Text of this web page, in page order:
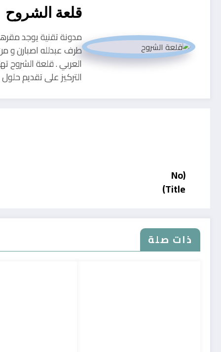
قلعة الشروح
طرف عبدلله اصبارن و
العربي . قلعة الشروح
التركيز على تقديم
(No
Title)
ذات صلة